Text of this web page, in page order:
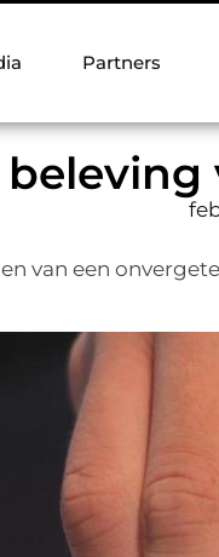
Partners
van een